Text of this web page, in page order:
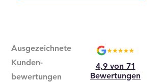
Ausgezeichnete
Kunden-
bewertungen
4,9 von 71
Bewertungen